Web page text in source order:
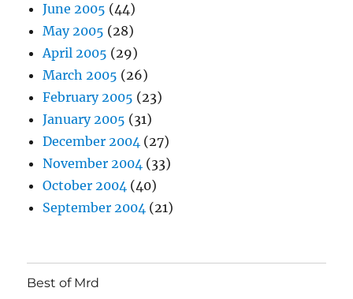
June 2005 (44)
May 2005 (28)
April 2005 (29)
March 2005 (26)
February 2005 (23)
January 2005 (31)
December 2004 (27)
November 2004 (33)
October 2004 (40)
September 2004 (21)
Best of Mrd